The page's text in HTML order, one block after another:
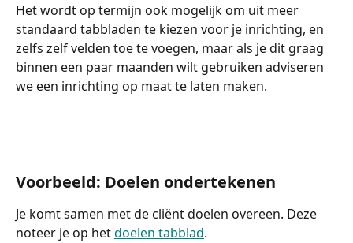
Het wordt op termijn ook mogelijk om uit meer
standaard tabbladen te kiezen voor je inrichting, en
zelfs zelf velden toe te voegen, maar als je dit graag
binnen een paar maanden wilt gebruiken adviseren
we een inrichting op maat te laten maken.
Voorbeeld: Doelen ondertekenen
Je komt samen met de cliënt doelen overeen. Deze
noteer je op het doelen tabblad.